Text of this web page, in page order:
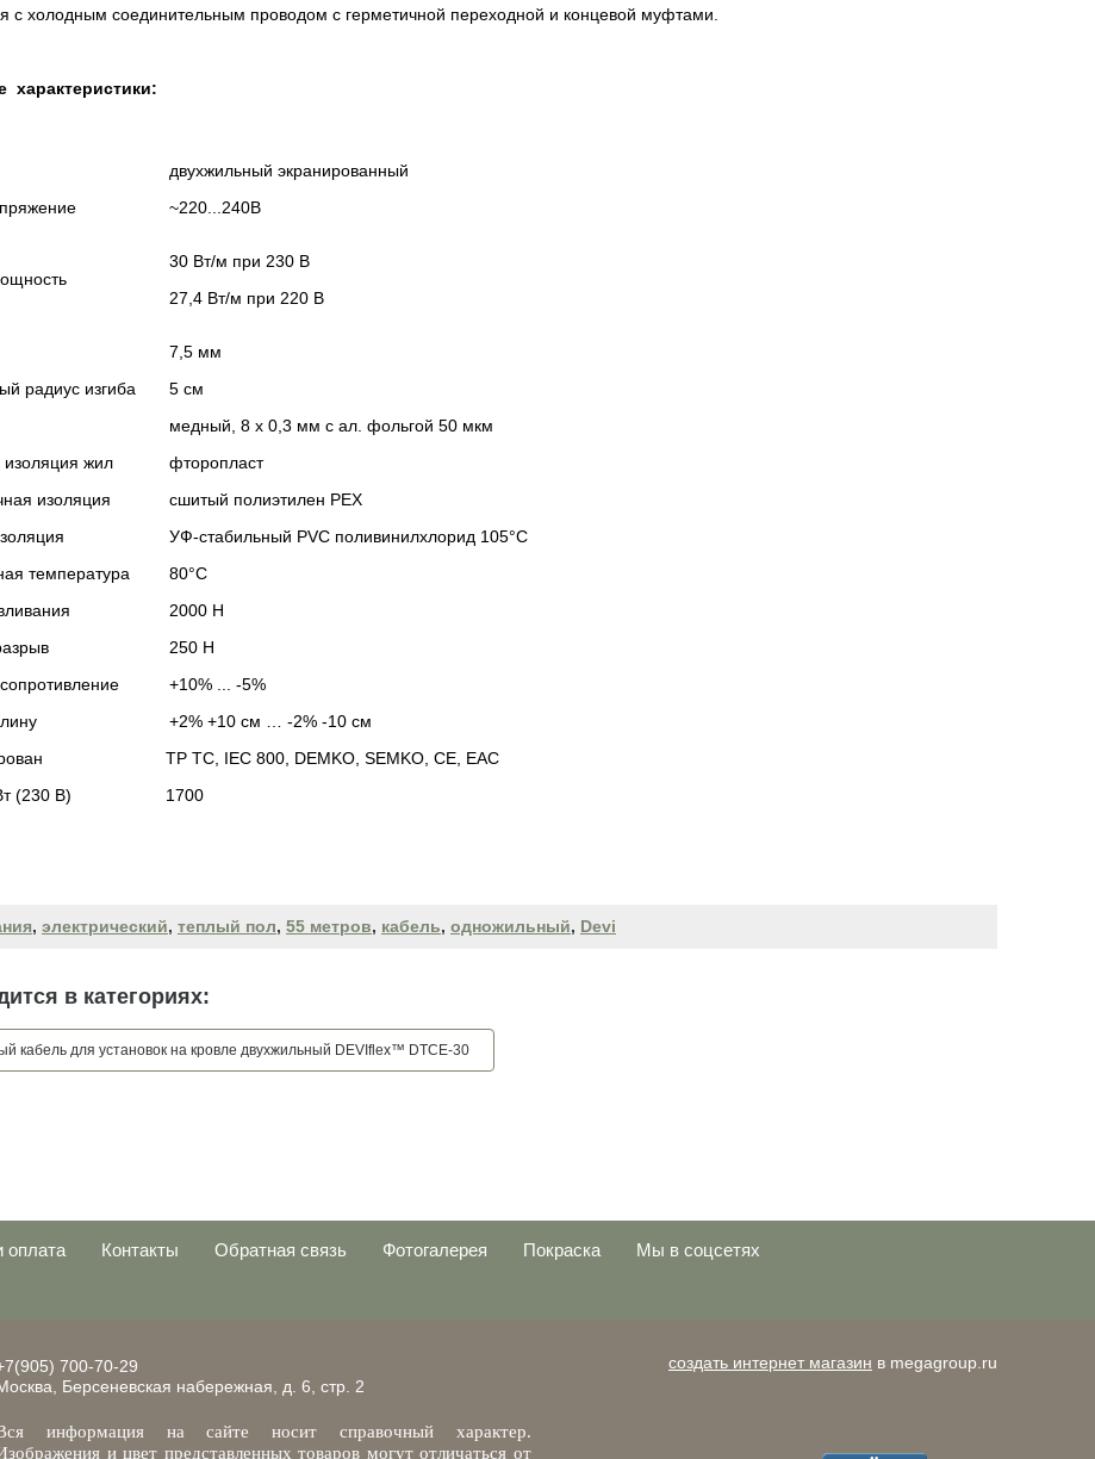
с холодным соединительным проводом с герметичной переходной и концевой муфтами.
характеристики:
двухжильный экранированный
~220...240В
30 Вт/м при 230 В
27,4 Вт/м при 220 В
7,5 мм
радиус изгиба
5 см
медный, 8 х 0,3 мм с ал. фольгой 50 мкм
изоляция жил
фторопласт
изоляция
сшитый полиэтилен PEX
УФ-стабильный PVC поливинилхлорид 105°C
температура
80°C
2000 Н
250 Н
+10% ... -5%
+2% +10 см … -2% -10 см
ТР ТС, IEC 800, DEMKO, SEMKO, CE, EAC
(230 В)
1700
, электрический, теплый пол, 55 метров, кабель, одножильный, Devi
в категориях:
кабель для установок на кровле двухжильный DEVIflex™ DTCE-30
оплата Контакты Обратная связь Фотогалерея Покраска
Мы в соцсетях
700-70-29
Берсеневская набережная, д. 6, стр. 2
информация на сайте носит справочный характер.
и цвет представленных товаров могут отличаться от
создать интернет магазин в megagroup.ru